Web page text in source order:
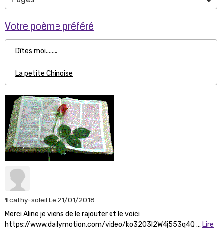
Votre poème préféré
Dîtes moi........
La petite Chinoise
1cathy-soleil Le 21/01/2018
Merci Aline je viens de le rajouter et le voici
https://www.dailymotion.com/video/ko3203l2W4j553q4Q ... Lire